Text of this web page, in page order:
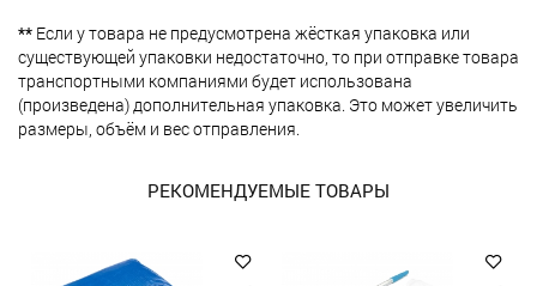
** Если у товара не предусмотрена жёсткая упаковка или
существующей упаковки недостаточно, то при отправке товара
транспортными компаниями будет использована
(произведена) дополнительная упаковка. Это может увеличить
размеры, объём и вес отправления.
РЕКОМЕНДУЕМЫЕ ТОВАРЫ